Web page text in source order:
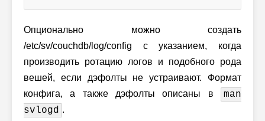
Опционально можно создать
/etc/sv/couchdb/log/config c указанием, когда
производить ротацию логов и подобного рода
вешей, если дэфолты не устраивают. Формат
конфига, а также дэфолты описаны в
man
svlogd .